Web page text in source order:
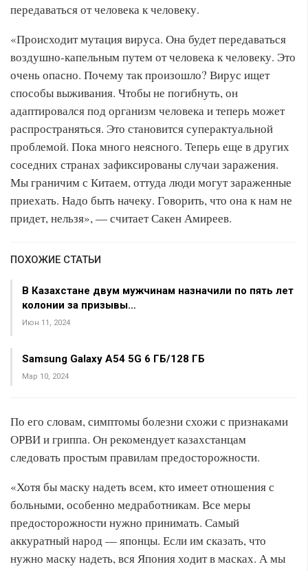
передаваться от человека к человеку.
«Происходит мутация вируса. Она будет передаваться
воздушно-капельным путем от человека к человеку. Это
очень опасно. Почему так произошло? Вирус ищет
способы выживания. Чтобы не погибнуть, он
адаптировался под организм человека и теперь может
распространяться. Это становится суперактуальной
проблемой. Пока много неясного. Теперь еще в других
соседних странах зафиксированы случаи заражения.
Мы граничим с Китаем, оттуда люди могут зараженные
приехать. Надо быть начеку. Говорить, что она к нам не
придет, нельзя», — считает Сакен Амиреев.
ПОХОЖИЕ СТАТЬИ
В Казахстане двум мужчинам назначили по пять лет
колонии за призывы…
Июн 11, 2024
Samsung Galaxy A54 5G 6 ГБ/128 ГБ
Мар 10, 2024
По его словам, симптомы болезни схожи с признаками
ОРВИ и гриппа. Он рекомендует казахстанцам
следовать простым правилам предосторожности.
«Хотя бы маску надеть всем, кто имеет отношения с
больными, особенно медработникам. Все меры
предосторожности нужно принимать. Самый
аккуратный народ — японцы. Если им сказать, что
нужно маску надеть, вся Япония ходит в масках. А мы